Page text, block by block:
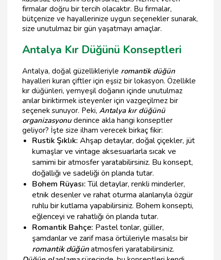
firmalar doğru bir tercih olacaktır. Bu firmalar,
bütçenize ve hayallerinize uygun seçenekler sunarak,
size unutulmaz bir gün yaşatmayı amaçlar.
Antalya Kır Düğünü Konseptleri
Antalya, doğal güzellikleriyle romantik düğün
hayalleri kuran çiftler için eşsiz bir lokasyon. Özellikle
kır düğünleri, yemyeşil doğanın içinde unutulmaz
anılar biriktirmek isteyenler için vazgeçilmez bir
seçenek sunuyor. Peki, Antalya kır düğünü
organizasyonu denince akla hangi konseptler
geliyor? İşte size ilham verecek birkaç fikir:
Rustik Şıklık: Ahşap detaylar, doğal çiçekler, jüt
kumaşlar ve vintage aksesuarlarla sıcak ve
samimi bir atmosfer yaratabilirsiniz. Bu konsept,
doğallığı ve sadeliği ön planda tutar.
Bohem Rüyası:Tül detaylar, renkli minderler,
etnik desenler ve rahat oturma alanlarıyla özgür
ruhlu bir kutlama yapabilirsiniz. Bohem konsepti,
eğlenceyi ve rahatlığı ön planda tutar.
Romantik Bahçe: Pastel tonlar, güller,
şamdanlar ve zarif masa örtüleriyle masalsı bir
romantik düğünatmosferi yaratabilirsiniz.